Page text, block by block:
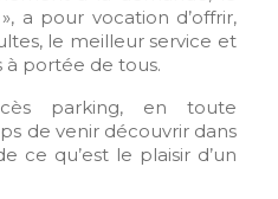
a pour vocation d’offrir,
le meilleur service et
à portée de tous.
parking, en toute
de venir découvrir dans
ce qu’est le plaisir d’un